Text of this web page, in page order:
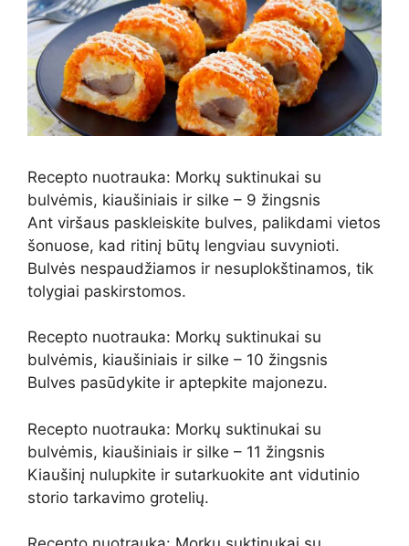
Recepto nuotrauka: Morkų suktinukai su
bulvėmis, kiaušiniais ir silke – 9 žingsnis
Ant viršaus paskleiskite bulves, palikdami vietos
šonuose, kad ritinį būtų lengviau suvynioti.
Bulvės nespaudžiamos ir nesuplokštinamos, tik
tolygiai paskirstomos.
Recepto nuotrauka: Morkų suktinukai su
bulvėmis, kiaušiniais ir silke – 10 žingsnis
Bulves pasūdykite ir aptepkite majonezu.
Recepto nuotrauka: Morkų suktinukai su
bulvėmis, kiaušiniais ir silke – 11 žingsnis
Kiaušinį nulupkite ir sutarkuokite ant vidutinio
storio tarkavimo grotelių.